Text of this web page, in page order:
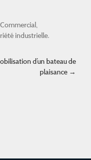
Commercial
industrielle.
d’un bateau de
plaisance →